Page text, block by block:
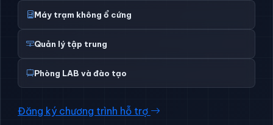
Máy trạm không ổ cứng
Quản lý tập trung
Phòng LAB và đào tạo
Đăng ký chương trình hỗ trợ